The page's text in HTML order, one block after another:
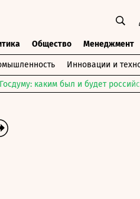
Общество Менеджмент
Инновации и
каким был и будет